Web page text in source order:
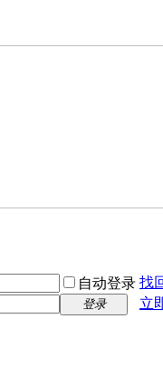
自动登录 找
登录
立